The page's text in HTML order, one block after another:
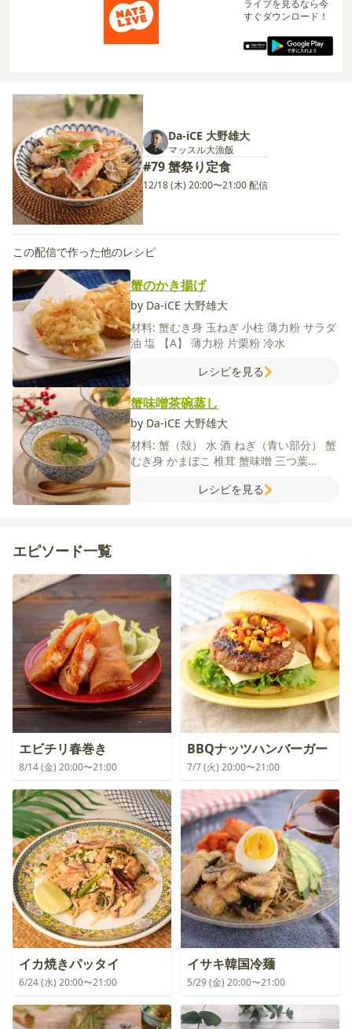
ライブを見るなら今
すぐダウンロード！
Da-iCE 大野雄大
マッスル大漁飯
#79 蟹祭り定食
12/18 (木) 20:00〜21:00 配信
この配信で作った他のレシピ
蟹のかき揚げ
by Da-iCE 大野雄大
材料: 蟹むき身 玉ねぎ 小柱 薄力粉 サラダ
油 塩 【A】 薄力粉 片栗粉 冷水
レシピを見る
蟹味噌茶碗蒸し
by Da-iCE 大野雄大
材料: 蟹（殻） 水 酒 ねぎ（青い部分） 蟹
むき身 かまぼこ 椎茸 蟹味噌 三つ葉
レシピを見る
エピソード一覧
エビチリ春巻き
8/14 (金) 20:00〜21:00
BBQナッツハンバーガー
7/7 (火) 20:00〜21:00
イカ焼きパッタイ
6/24 (水) 20:00〜21:00
イサキ韓国冷麺
5/29 (金) 20:00〜21:00